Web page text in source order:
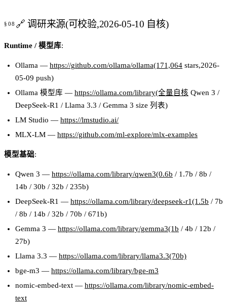
🔗 调研来源(可校验,2026-05-10 自核)
Runtime / 模型库:
Ollama — https://github.com/ollama/ollama(171,064 stars,2026-
05-09 push)
Ollama 模型库 — https://ollama.com/library(全量自核 Qwen 3 /
DeepSeek-R1 / Llama 3.3 / Gemma 3 size 列表)
LM Studio — https://lmstudio.ai/
MLX-LM — https://github.com/ml-explore/mlx-examples
模型基础:
Qwen 3 — https://ollama.com/library/qwen3(0.6b / 1.7b / 8b /
14b / 30b / 32b / 235b)
DeepSeek-R1 — https://ollama.com/library/deepseek-r1(1.5b / 7b
/ 8b / 14b / 32b / 70b / 671b)
Gemma 3 — https://ollama.com/library/gemma3(1b / 4b / 12b /
27b)
Llama 3.3 — https://ollama.com/library/llama3.3(70b)
bge-m3 — https://ollama.com/library/bge-m3
nomic-embed-text — https://ollama.com/library/nomic-embed-
text